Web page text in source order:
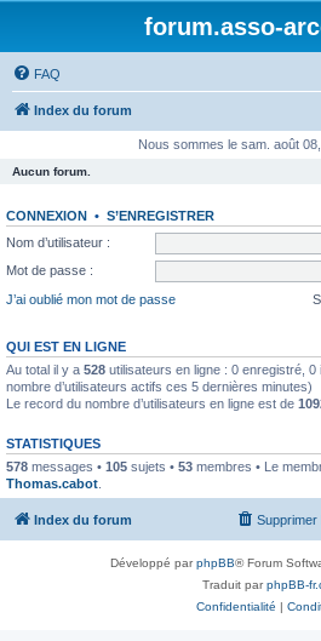
forum.asso-
FAQ
Index du forum
Nous sommes le sam. août
Aucun forum.
CONNEXION • S’ENREGISTRER
Nom d’utilisateur :
Mot de passe :
J’ai oublié mon mot de passe
QUI EST EN LIGNE
Au total il y a 528 utilisateurs en ligne : 0 enregistré, 0
nombre d’utilisateurs actifs ces 5 dernières minutes)
Le record du nombre d’utilisateurs en ligne est de
STATISTIQUES
578 messages • 105 sujets • 53 membres • Le
Thomas.cabot
Index du forum Supprimer
Développé parphpBB® Forum
Traduit parphpBB-
Confidentialité |